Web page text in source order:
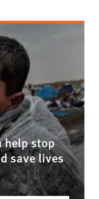
help stop
save lives